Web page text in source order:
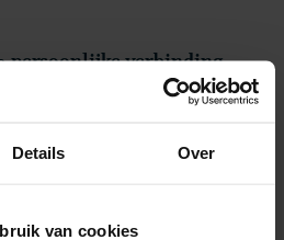
Details Over
van cookies
persoonlijke verbinding–
deelnemers, maar ook
en zorgen dat elk traject